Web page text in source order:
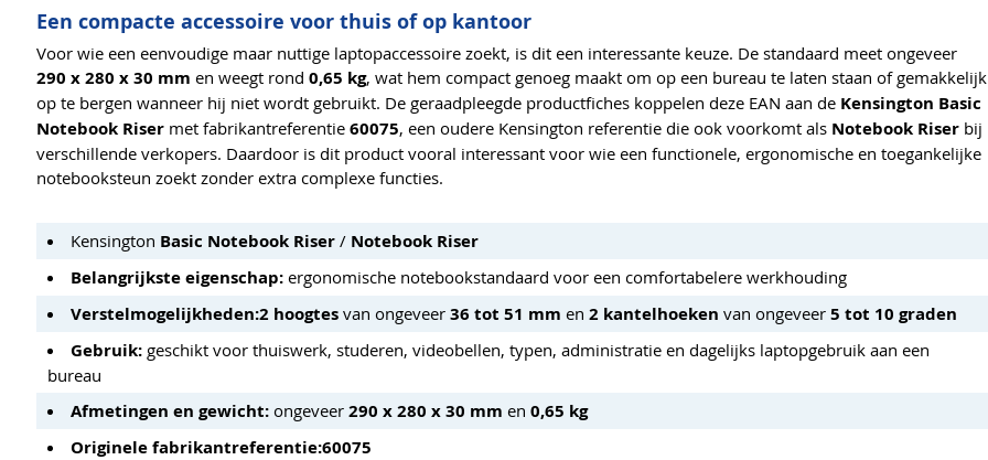
Een compacte accessoire voor thuis of op kantoor
Voor wie een eenvoudige maar nuttige laptopaccessoire zoekt, is dit een interessante keuze. De standaard meet ongeveer
290 x 280 x 30 mm en weegt rond 0,65 kg, wat hem compact genoeg maakt om op een bureau te laten staan of gemakkelijk
op te bergen wanneer hij niet wordt gebruikt. De geraadpleegde productfiches koppelen deze EAN aan de Kensington Basic
Notebook Riser met fabrikantreferentie 60075, een oudere Kensington referentie die ook voorkomt als Notebook Riser bij
verschillende verkopers. Daardoor is dit product vooral interessant voor wie een functionele, ergonomische en toegankelijke
notebooksteun zoekt zonder extra complexe functies.
Kensington Basic Notebook Riser / Notebook Riser
Belangrijkste eigenschap: ergonomische notebookstandaard voor een comfortabelere werkhouding
Verstelmogelijkheden:2 hoogtes van ongeveer 36 tot 51 mm en 2 kantelhoeken van ongeveer 5 tot 10 graden
Gebruik: geschikt voor thuiswerk, studeren, videobellen, typen, administratie en dagelijks laptopgebruik aan een
bureau
Afmetingen en gewicht: ongeveer 290 x 280 x 30 mm en 0,65 kg
Originele fabrikantreferentie:60075